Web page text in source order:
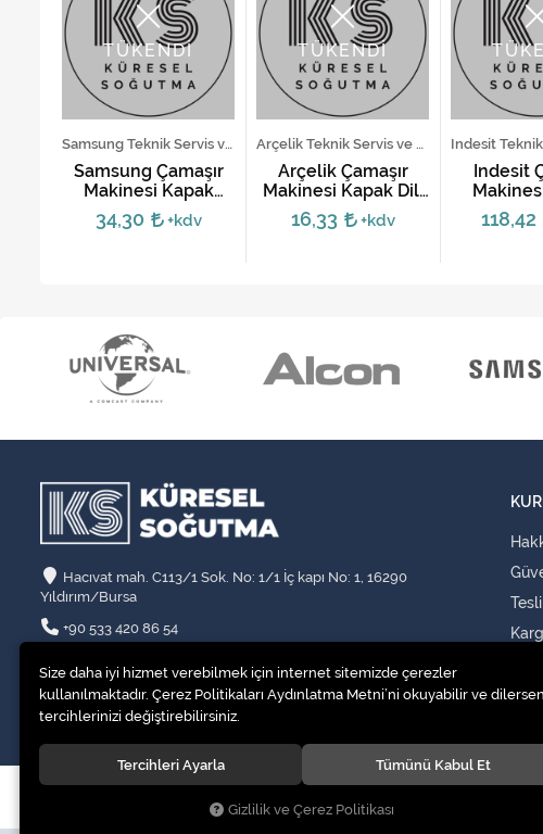
TÜKENDİ
Samsung Teknik Servis ve Yedek Parça Hizmetleri
Samsung Çamaşır
Makinesi Kapak
Mandalı DC64-
02852D
34,30 +kdv
TÜKENDİ
Arçelik Teknik Servis ve Yedek Parça Hizmetleri
Arçelik Çamaşır
Makinesi Kapak Dili
Kanca Yayı
16,33 +kdv
İndesit
118,42
Hacıvat mah. C113/1 Sok. No: 1/1 İç kapı No: 1, 16290
Yıldırım/Bursa
+90 533 420 86 54
. Tüm
Size daha iyi hizmet verebilmek için internet sitemizde çerezler
kullanılmaktadır. Çerez Politikaları Aydınlatma Metni’ni okuyabilir ve
tercihlerinizi değiştirebilirsiniz.
Tercihleri Ayarla Tümünü Kabul Et
Gizlilik ve Çerez Politikası